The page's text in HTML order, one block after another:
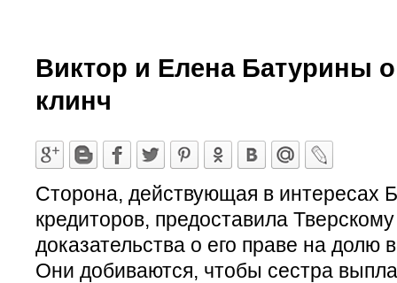
Виктор и Елена Батурины
клинч
Сторона, действующая в интересах
кредиторов, предоставила
доказательства о его праве на долю
Они добиваются, чтобы сестра